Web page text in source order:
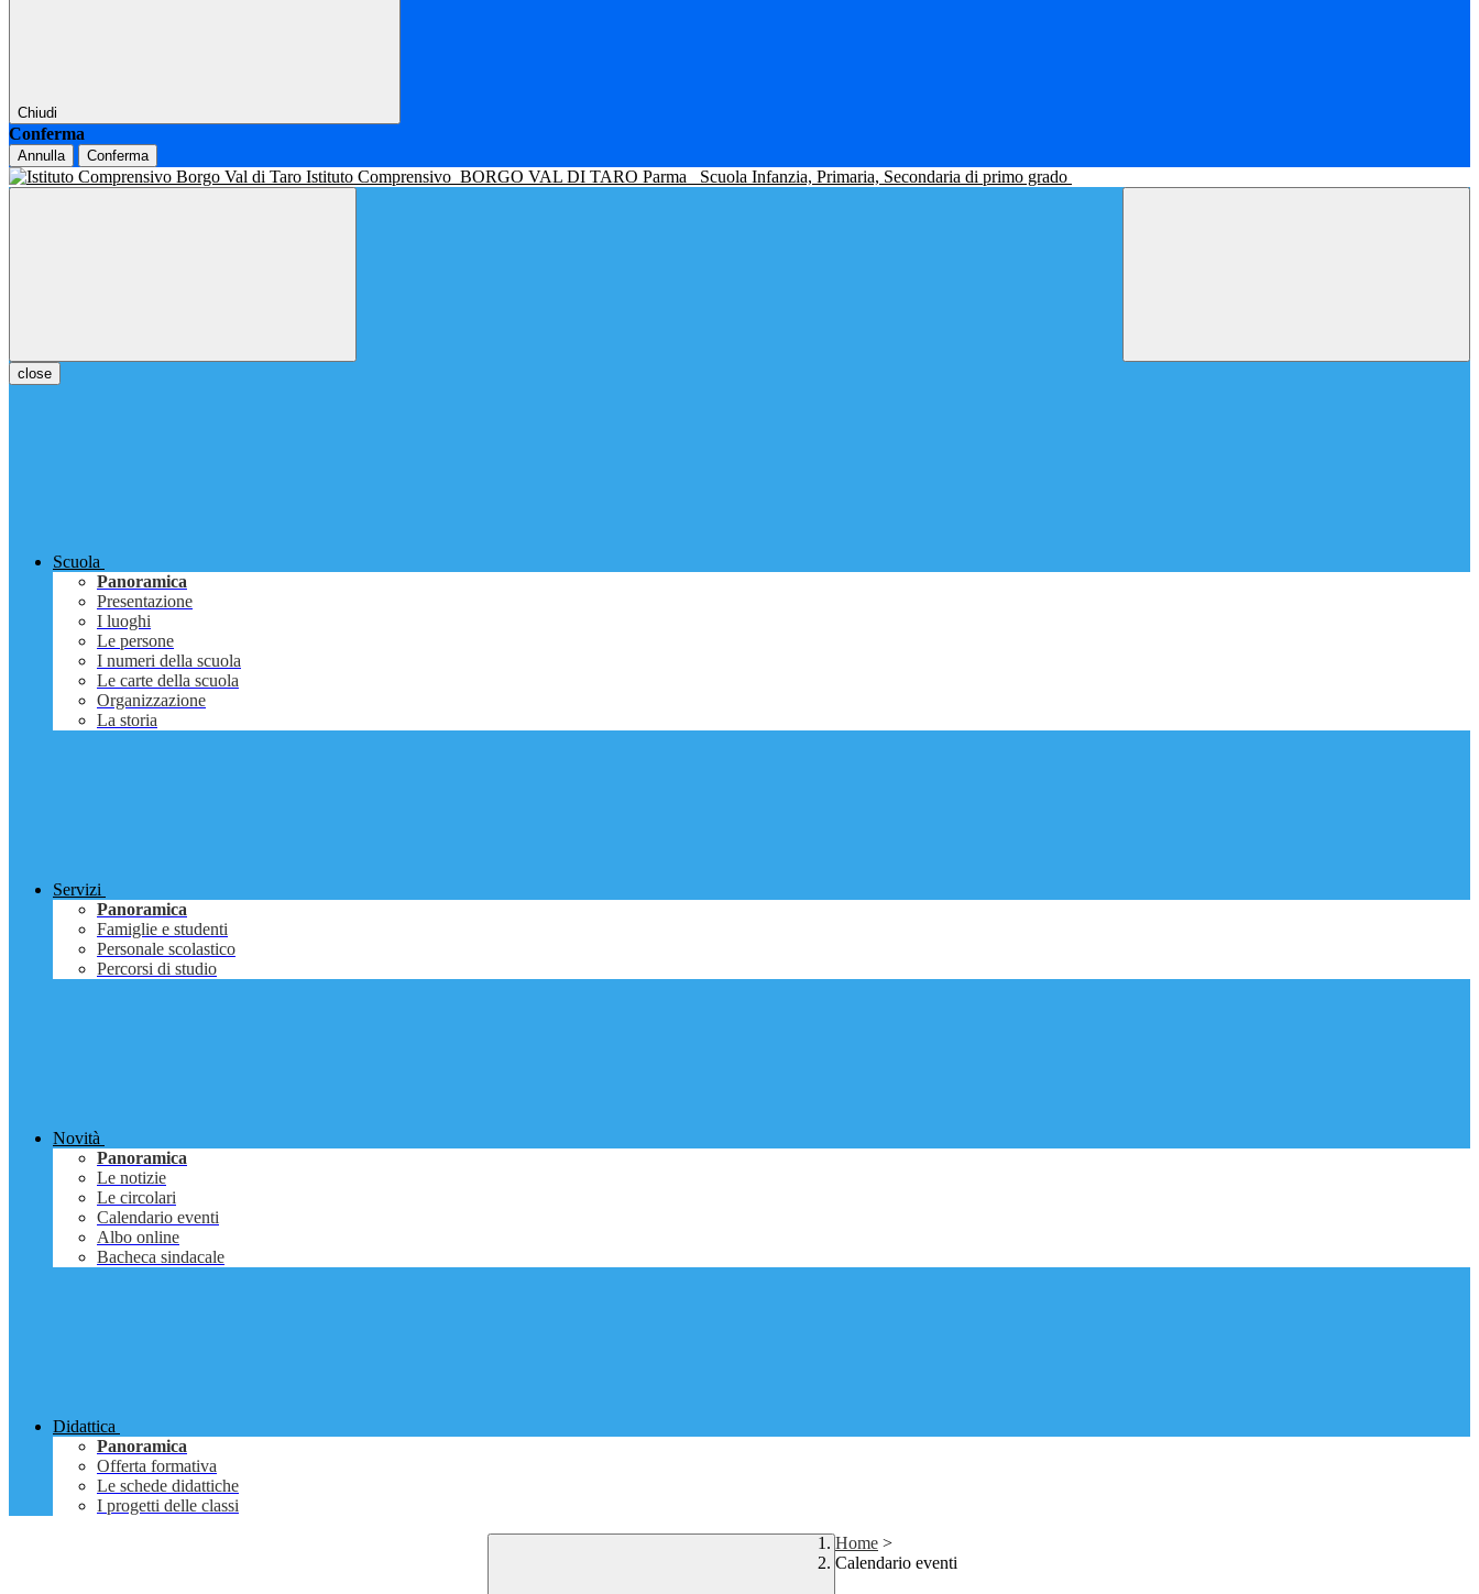
Chiudi
Conferma
Annulla Conferma
Istituto Comprensivo BORGO VAL DI TARO Parma Scuola Infanzia, Primaria, Secondaria di primo grado
close
Scuola
Panoramica
Presentazione
I luoghi
Le persone
I numeri della scuola
Le carte della scuola
Organizzazione
La storia
Servizi
Panoramica
Famiglie e studenti
Personale scolastico
Percorsi di studio
Novità
Panoramica
Le notizie
Le circolari
Calendario eventi
Albo online
Bacheca sindacale
Didattica
Panoramica
Offerta formativa
Le schede didattiche
I progetti delle classi
Home >
Calendario eventi